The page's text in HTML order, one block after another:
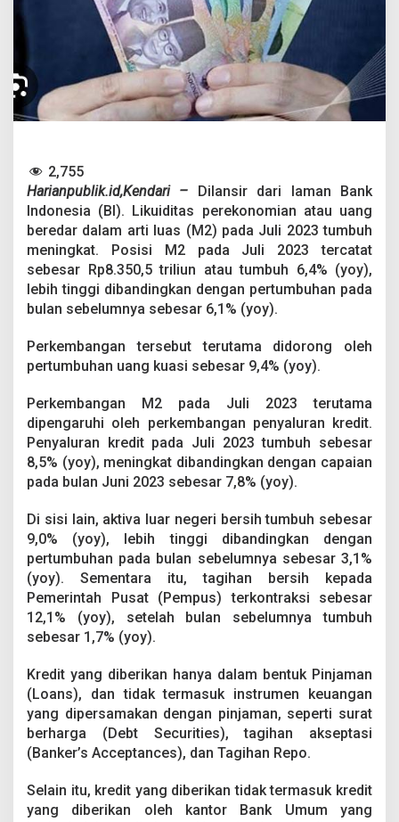
d
a
r
T
u
b
u
i
n
g
k
a
t
2,755
Harianpublik.id,Kendari –
Dilansir dari laman Bank
Indonesia (BI). Likuiditas perekonomian atau uang
beredar dalam arti luas (M2) pada Juli 2023 tumbuh
meningkat. Posisi M2 pada Juli 2023 tercatat
sebesar Rp8.350,5 triliun atau tumbuh 6,4% (yoy),
lebih tinggi dibandingkan dengan pertumbuhan pada
bulan sebelumnya sebesar 6,1% (yoy).
Perkembangan tersebut terutama didorong oleh
pertumbuhan uang kuasi sebesar 9,4% (yoy).
Perkembangan M2 pada Juli 2023 terutama
dipengaruhi oleh perkembangan penyaluran kredit.
Penyaluran kredit pada Juli 2023 tumbuh sebesar
8,5% (yoy), meningkat dibandingkan dengan capaian
pada bulan Juni 2023 sebesar 7,8% (yoy).
Di sisi lain, aktiva luar negeri bersih tumbuh sebesar
9,0% (yoy), lebih tinggi dibandingkan dengan
pertumbuhan pada bulan sebelumnya sebesar 3,1%
(yoy). Sementara itu, tagihan bersih kepada
Pemerintah Pusat (Pempus) terkontraksi sebesar
12,1% (yoy), setelah bulan sebelumnya tumbuh
sebesar 1,7% (yoy).
Kredit yang diberikan hanya dalam bentuk Pinjaman
(Loans), dan tidak termasuk instrumen keuangan
yang dipersamakan dengan pinjaman, seperti surat
berharga (Debt Securities), tagihan akseptasi
(Banker’s Acceptances), dan Tagihan Repo.
Selain itu, kredit yang diberikan tidak termasuk kredit
yang diberikan oleh kantor Bank Umum yang